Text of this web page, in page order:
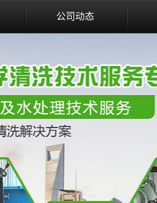
公司动态